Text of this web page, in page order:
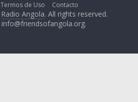
Termos de Uso Contacto
Radio Angola. All rights reserved.
info@friendsofangola.org.